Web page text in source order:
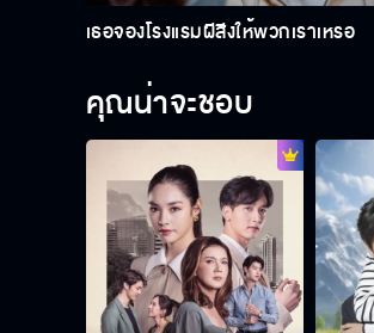
เธอจองโรงแรมผีสีงให้พวกเราเหรอ
คุณน่าจะชอบ